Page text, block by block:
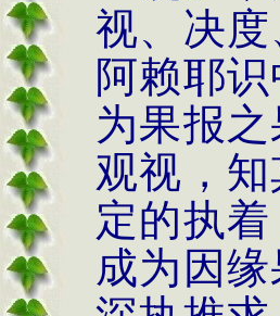
视、决
阿赖耶
为果报
观视，
定的执
成为因